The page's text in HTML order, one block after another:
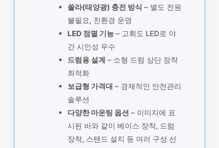
쏠라(태양광) 충전 방식 – 별도 전원
불필요, 친환경 운영
LED 점멸 기능– 고휘도 LED로 야
간 시인성 우수
드럼용 설계 – 소형 드럼 상단 장착
최적화
보급형 가격대 – 경제적인 안전관리
솔루션
다양한 마운팅 옵션 – 이미지에 표
시된 바와 같이 베이스 장착, 드럼
장착, 스탠드 설치 등 여러 구성 선